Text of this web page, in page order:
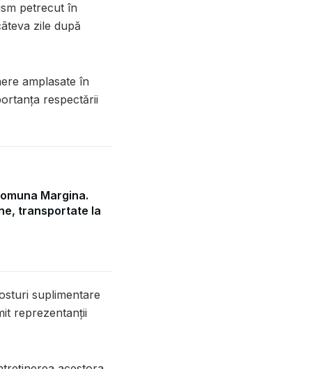
petrecut în
zile după
amplasate în
respectării
Margina.
transportate la
suplimentare
reprezentanții